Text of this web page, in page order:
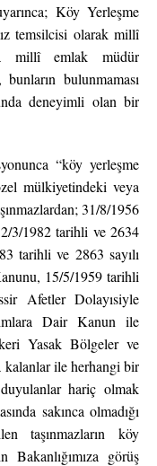
Köy Yerleşme
temsilcisi olarak millî
millî emlak müdür
bunların bulunmaması
deneyimli olan bir
“köy yerleşme
mülkiyetindeki veya
31/8/1956
3/1982 tarihli ve 2634
tarihli ve 2863 sayılı
15/5/1959 tarihli
Afetler Dolayısiyle
Dair Kanun ile
Yasak Bölgeler ve
ile herhangi bir
hariç olmak
sakınca olmadığı
taşınmazların köy
Bakanlığımıza görüş